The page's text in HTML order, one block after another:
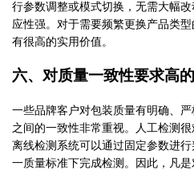
行参数调整或模式切换，无需大幅
应性强。对于需要频繁更换产品类
有很高的实用价值。
六、对质量一致性要求高
一些品牌客户对包装质量有明确、
之间的一致性非常重视。人工检测
离线检测系统可以通过固定参数进
一质量标准下完成检测。因此，凡